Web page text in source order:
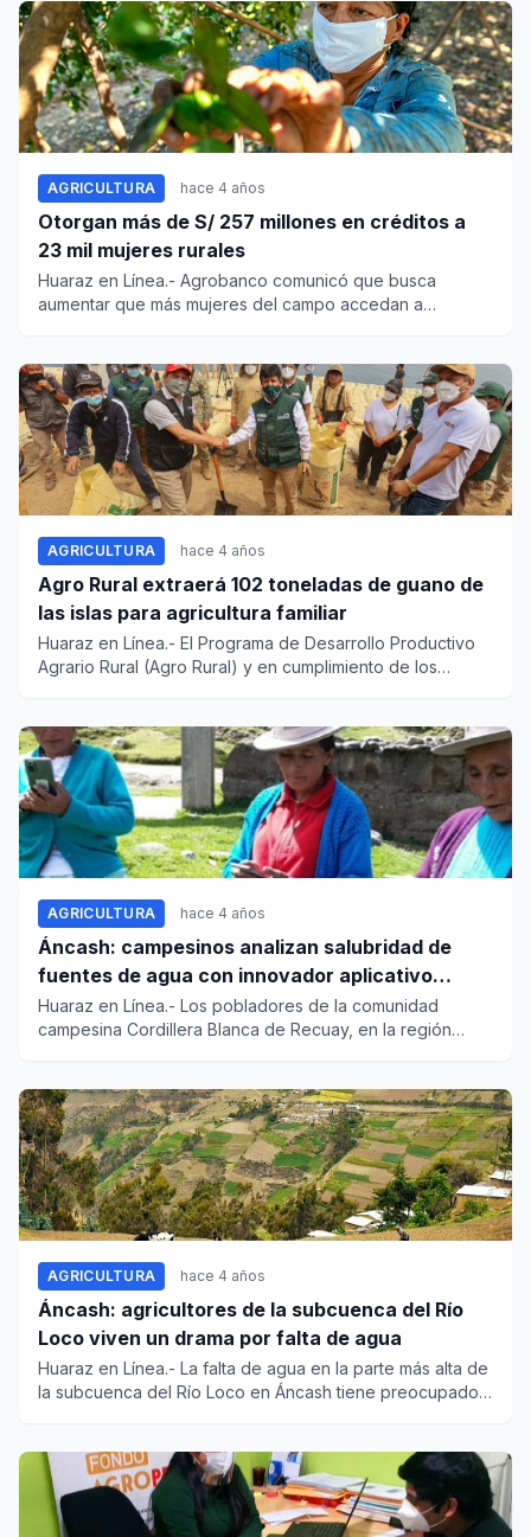
AGRICULTURA hace 4 años
Otorgan más de S/ 257 millones en créditos a
23 mil mujeres rurales
Huaraz en Línea.- Agrobanco comunicó que busca
aumentar que más mujeres del campo accedan a
AGRICULTURA hace 4 años
Agro Rural extraerá 102 toneladas de guano de
las islas para agricultura familiar
Huaraz en Línea.- El Programa de Desarrollo Productivo
Agrario Rural (Agro Rural) y en cumplimiento de los
AGRICULTURA hace 4 años
Áncash: campesinos analizan salubridad de
fuentes de agua con innovador aplicativo
digital
Huaraz en Línea.- Los pobladores de la comunidad
campesina Cordillera Blanca de Recuay, en la región
AGRICULTURA hace 4 años
Áncash: agricultores de la subcuenca del Río
Loco viven un drama por falta de agua
Huaraz en Línea.- La falta de agua en la parte más alta de
la subcuenca del Río Loco en Áncash tiene preocupados